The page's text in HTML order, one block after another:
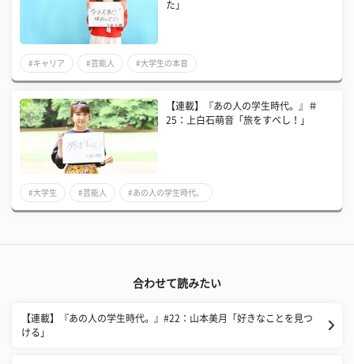
た」
#キャリア #芸能人 #大学生の本音
【連載】『あの人の学生時代。』＃
25：上白石萌音「旅をすべし！」
#大学生 #芸能人 #あの人の学生時代。
合わせて読みたい
【連載】『あの人の学生時代。』#22：山本美月「好きなことを見つ
ける」